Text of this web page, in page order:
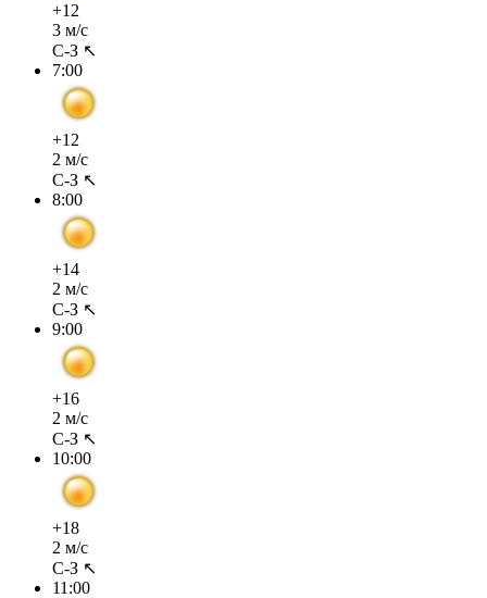
+12
3 м/с
С-З ↖
7:00
+12
2 м/с
С-З ↖
8:00
+14
2 м/с
С-З ↖
9:00
+16
2 м/с
С-З ↖
10:00
+18
2 м/с
С-З ↖
11:00